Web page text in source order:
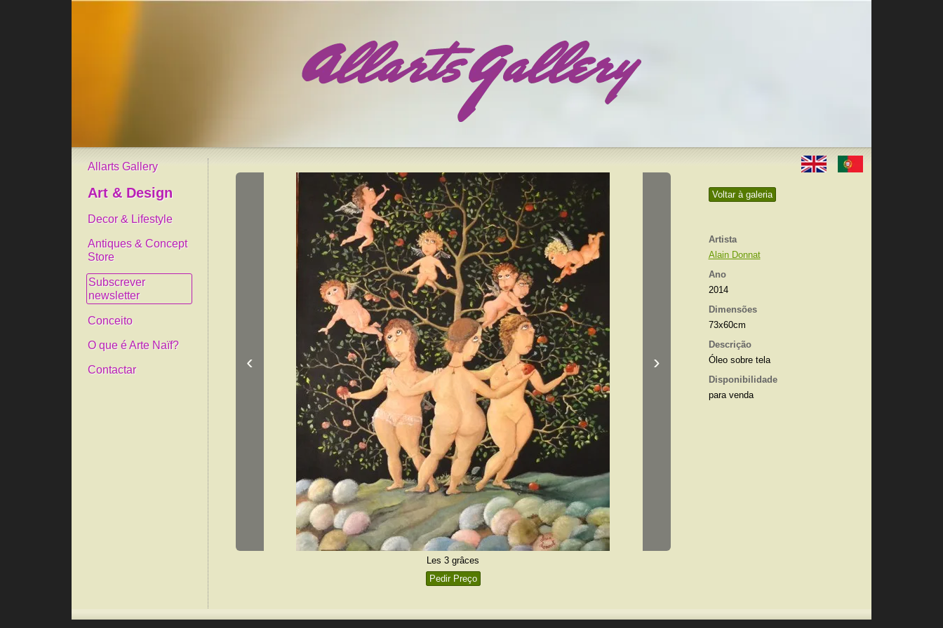
Allarts Gallery
Art & Design
Decor & Lifestyle
Antiques & Concept
Store
Subscrever
newsletter
Conceito
O que é Arte Naïf?
Contactar
Voltar à galeria
Artista
Alain Donnat
Ano
2014
Dimensões
73x60cm
Descrição
Óleo sobre tela
Disponibilidade
para venda
‹ ›
Les 3 grâces
Pedir Preço